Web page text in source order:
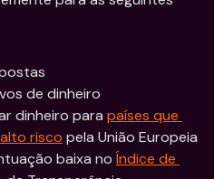
de dinheiro
dinheiro para países que
risco pela União Europeia
baixa no Índice de